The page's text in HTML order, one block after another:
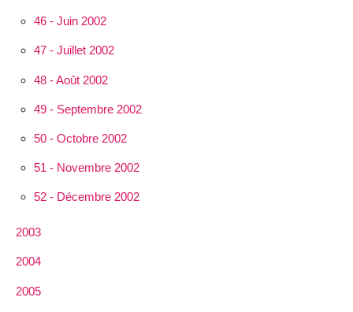
46 - Juin 2002
47 - Juillet 2002
48 - Août 2002
49 - Septembre 2002
50 - Octobre 2002
51 - Novembre 2002
52 - Décembre 2002
2003
2004
2005